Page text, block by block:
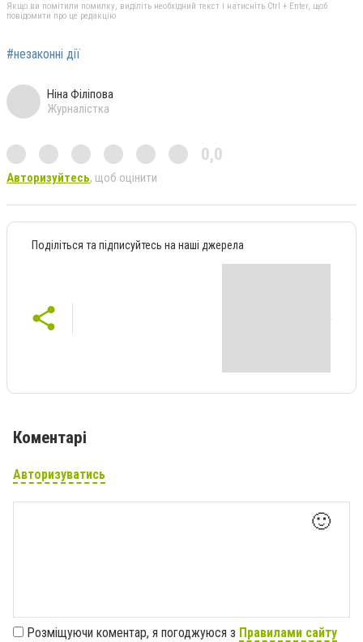
Якщо ви помітили помилку, виділіть необхідний текст і натисніть Ctrl + Enter, щоб
повідомити про це редакцію
#незаконні дії
Ніна Філіпова
Журналістка
0,0
Авторизуйтесь, щоб оцінити
Поділіться та підписуйтесь на наші джерела
Коментарі
Авторизуватись
🙂
Розміщуючи коментар, я погоджуюся з Правилами сайту